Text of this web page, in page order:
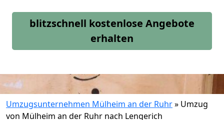
blitzschnell kostenlose Angebote
erhalten
Umzugsunternehmen Mülheim an der Ruhr» Umzug
von Mülheim an der Ruhr nach Lengerich